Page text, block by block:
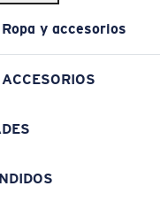
Ropa y accesorios